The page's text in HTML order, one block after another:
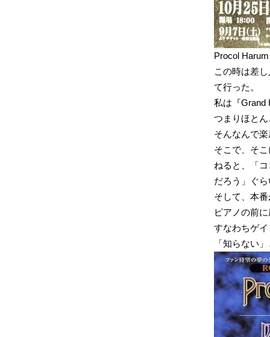
Procol
この時は差
て行った。
私は『Grand
つまりほと
そんなんで
そこで、そ
ねると、「
だろう」ぐ
そして、本
ピアノの前
すなわちゲ
「知らない